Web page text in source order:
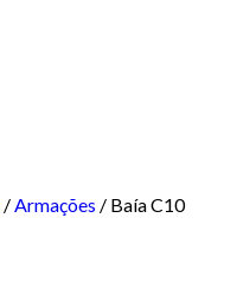
/Armações / Baía C10